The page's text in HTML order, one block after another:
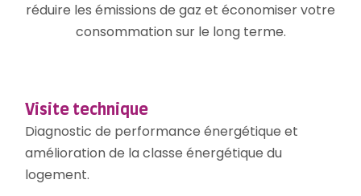
réduire les émissions de gaz et économiser votre
consommation sur le long terme.
Visite technique
Diagnostic de performance énergétique et
amélioration de la classe énergétique du
logement.